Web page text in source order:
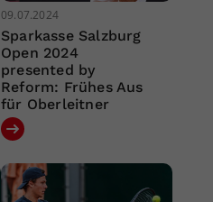
09.07.2024
Sparkasse Salzburg
Open 2024
presented by
Reform: Frühes Aus
für Oberleitner